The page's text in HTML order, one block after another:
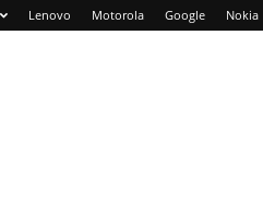
Lenovo Motorola Google Nokia